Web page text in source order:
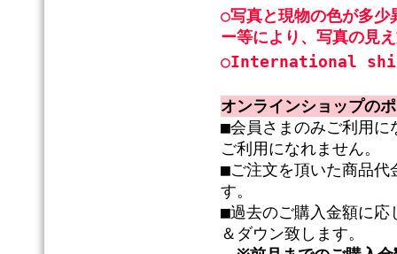
○写真と現物の色が多少
ー等により、写真の見
○International
オンラインショップの
■会員さまのみご利用に
ご利用になれません。
■ご注文を頂いた商品代
す。
■過去のご購入金額に応
＆ダウン致します。